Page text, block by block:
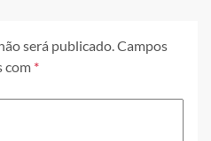
será publicado. Campos
com *